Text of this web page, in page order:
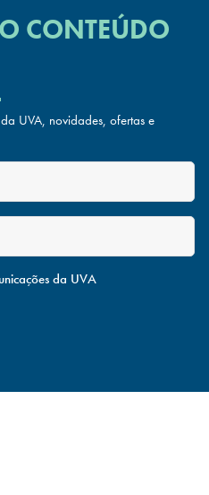
CONTEÚDO
UVA, novidades, ofertas e
da UVA